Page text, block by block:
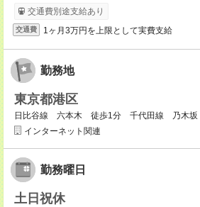
交通費別途支給あり
交通費 1ヶ月3万円を上限として実費支給
勤務地
東京都港区
日比谷線 六本木 徒歩1分 千代田線 乃木
インターネット関連
勤務曜日
土日祝休